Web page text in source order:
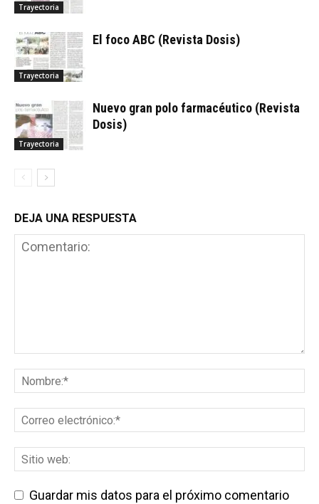
Trayectoria
Trayectoria
El foco ABC (Revista Dosis)
Trayectoria
Nuevo gran polo farmacéutico (Revista
Dosis)
DEJA UNA RESPUESTA
Guardar mis datos para el próximo comentario